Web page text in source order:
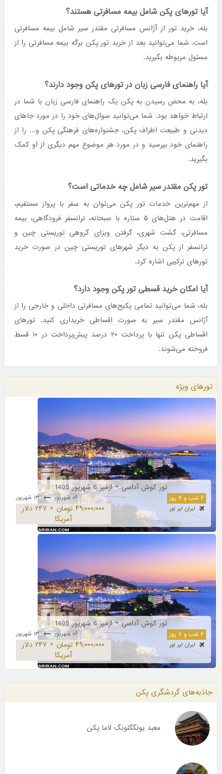
آیا تورهای پکن شامل بیمه مسافرتی هستند؟
بله، خرید تور از آژانس مسافرتی مقتدر سیر شامل بیمه مسافرتی
است. شما می‌توانید بعد از خرید تور پکن برگه بیمه مسافرتی را از
مسئول مربوطه بگیرید.
آیا راهنمای فارسی زبان در تورهای پکن وجود دارند؟
بله، به محض رسیدن به پکن یک راهنمای فارسی زبان با شما در
ارتباط خواهد بود. شما می‌توانید سوال‌های خود را در مورد جاهای
دیدنی و طبیعت اطراف پکن، جشنواره‌های فرهنگی پکن و... را از
راهنمای خود بپرسید و در مورد هر موضوع مهم دیگری از او کمک
بگیرید.
تور پکن مقتدر سیر شامل چه خدماتی است؟
از مهم‌ترین خدمات تور پکن می‌توان به سفر با پرواز مستقیم،
اقامت در هتل‌های ۵ ستاره با صبحانه، ترانسفر فرودگاهی، بیمه
مسافرتی، گشت شهری، گرفتن ویزای گروهی توریستی چین و
ترانسفر از پکن به دیگر شهرهای توریستی چین در صورت خرید
تورهای ترکیبی اشاره کرد.
آیا امکان خرید قسطی تور پکن وجود دارد؟
بله، شما می‌توانید تمامی پکیج‌های مسافرتی داخلی و خارجی را از
آژانس مقتدر سیر به صورت اقساطی خریداری کنید. تورهای
اقساطی پکن تنها با پرداخت ۲۰ درصد پیش‌پرداخت در ۱۰ قسط
فروخته می‌شوند.
تورهای ویژه
تور کوش آداسی + ازمیر 6 شهریور 1405
۶ شب و ۷ روز ۰۶ شهریور ۱۳ شهریور
ایران ایر تور
۴۹٫۰۰۰٫۰۰۰ تومان + ۲۴۷ دلار
آمریکا
تور کوش آداسی + ازمیر 6 شهریور 1405
۶ شب و ۷ روز ۰۶ شهریور ۱۳ شهریور
ایران ایر تور
۴۹٫۰۰۰٫۰۰۰ تومان + ۲۴۷ دلار
آمریکا
جاذبه‌های گردشگری پکن
معبد یونگگئونگ لاما پکن